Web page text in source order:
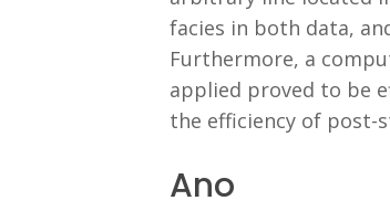
facies in both data,
Furthermore, a
applied proved to be
the efficiency of post-
Ano